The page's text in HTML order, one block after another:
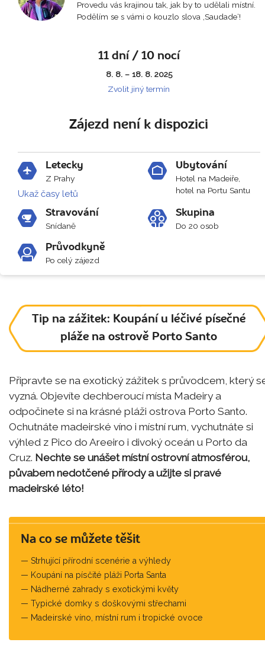
Provedu vás krajinou tak, jak by to udělali místní.
Podělím se s vámi o kouzlo slova ‚Saudade‘!
11 dní / 10 nocí
8. 8. – 18. 8. 2025
Zvolit jiný termín
Zájezd není k dispozici
Letecky
Z Prahy
Ukaž časy letů
Ubytování
Hotel na Madeiře,
hotel na Portu Santu
Stravování
Snídaně
Skupina
Do 20 osob
Průvodkyně
Po celý zájezd
Tip na zážitek: Koupání u léčivé písečné
pláže na ostrově Porto Santo
Připravte se na exotický zážitek s průvodcem, který
vyzná. Objevíte dechberoucí místa Madeiry a
odpočinete si na krásné pláži ostrova Porto Santo.
Ochutnáte madeirské víno i místní rum, vychutnáte si
výhled z Pico do Areeiro i divoký oceán u Porto da
Cruz. Nechte se unášet místní ostrovní atmosférou,
půvabem nedotčené přírody a užijte si pravé
madeirské léto!
Na co se můžete těšit
Strhující přírodní scenérie a výhledy
Koupání na písčité pláži Porta Santa
Nádherné zahrady s exotickými květy
Typické domky s doškovými střechami
Madeirské víno, místní rum i tropické ovoce